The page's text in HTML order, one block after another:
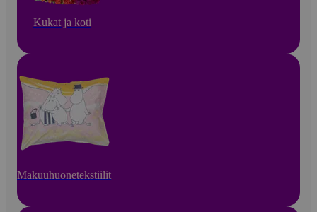
Kukat ja koti
Makuuhuonetekstiilit